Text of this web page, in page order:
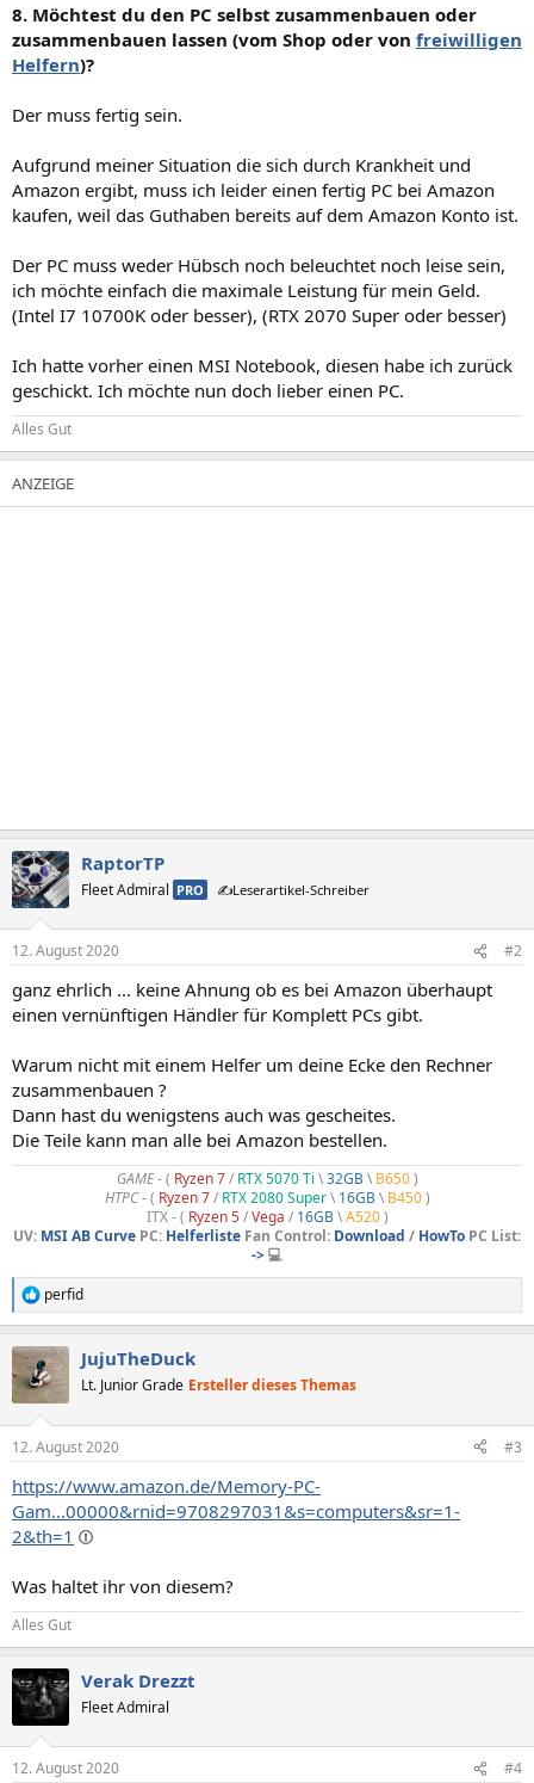
8. Möchtest du den PC selbst zusammenbauen oder
zusammenbauen lassen (vom Shop oder von freiwilligen
Helfern)?
Der muss fertig sein.
Aufgrund meiner Situation die sich durch Krankheit und
Amazon ergibt, muss ich leider einen fertig PC bei Amazon
kaufen, weil das Guthaben bereits auf dem Amazon Konto ist.
Der PC muss weder Hübsch noch beleuchtet noch leise sein,
ich möchte einfach die maximale Leistung für mein Geld.
(Intel I7 10700K oder besser), (RTX 2070 Super oder besser)
Ich hatte vorher einen MSI Notebook, diesen habe ich zurück
geschickt. Ich möchte nun doch lieber einen PC.
Alles Gut
RaptorTP
Fleet Admiral PRO ✍️Leserartikel-Schreiber
12. August 2020 #2
ganz ehrlich ... keine Ahnung ob es bei Amazon überhaupt
einen vernünftigen Händler für Komplett PCs gibt.
Warum nicht mit einem Helfer um deine Ecke den Rechner
zusammenbauen ?
Dann hast du wenigstens auch was gescheites.
Die Teile kann man alle bei Amazon bestellen.
GAME- ( Ryzen 7/ RTX 5070 Ti \32GB\ B650)
HTPC -( Ryzen 7/ RTX 2080 Super\ 16GB\ B450)
ITX - ( Ryzen 5/Vega / 16GB\A520)
UV: MSI AB Curve PC: Helferliste Fan Control: Download / HowTo PC List:
->💻
R
e
k
t
e
:
perfid
JujuTheDuck
Lt. Junior Grade Ersteller dieses Themas
12. August 2020 #3
https://www.amazon.de/Memory-PC-
Gam...00000&rnid=9708297031&s=computers&sr=1-
2&th=1
Was haltet ihr von diesem?
Alles Gut
Verak Drezzt
Fleet Admiral
12. August 2020 #4